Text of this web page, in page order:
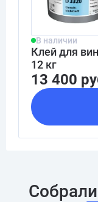
В наличии
Клей для
12 кг
13 400